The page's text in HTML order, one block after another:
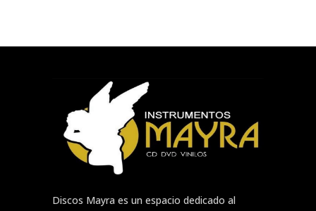
Discos Mayra es un espacio dedicado al